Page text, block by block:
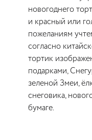
новогоднего
и красный или
пожеланиям
согласно
тортик
подарками,
зеленой Змеи,
снеговика,
бумаге.